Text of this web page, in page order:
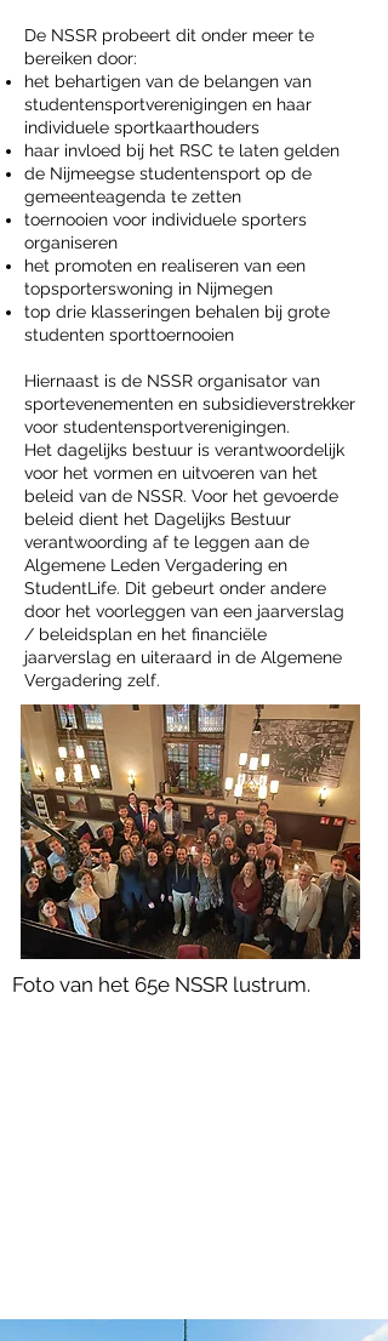
De NSSR probeert dit onder meer te
bereiken door:
het behartigen van de belangen van
studentensportverenigingen en haar
individuele sportkaarthouders
haar invloed bij het RSC te laten gelden
de Nijmeegse studentensport op de
gemeenteagenda te zetten
toernooien voor individuele sporters
organiseren
het promoten en realiseren van een
topsporterswoning in Nijmegen
top drie klasseringen behalen bij grote
studenten sporttoernooien
Hiernaast is de NSSR organisator van
sportevenementen en subsidieverstrekker
voor studentensportverenigingen.
Het dagelijks bestuur is verantwoordelijk
voor het vormen en uitvoeren van het
beleid van de NSSR. Voor het gevoerde
beleid dient het Dagelijks Bestuur
verantwoording af te leggen aan de
Algemene Leden Vergadering en
StudentLife. Dit gebeurt onder andere
door het voorleggen van een jaarverslag
/ beleidsplan en het financiële
jaarverslag en uiteraard in de Algemene
Vergadering zelf.
Foto van het 65e NSSR lustrum.